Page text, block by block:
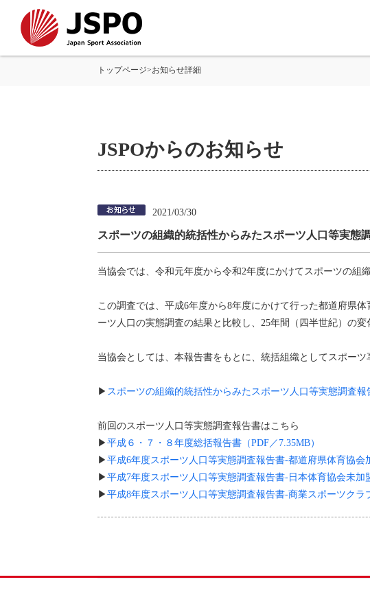
トップページ>お知らせ詳細
JSPOからのお知らせ
2021/03/30
スポーツの組織的統括性からみたスポーツ人口等実
当協会では、令和元年度から令和2年度にかけてスポーツの組
この調査では、平成6年度から8年度にかけて行った都道府県
ーツ人口の実態調査の結果と比較し、25年間（四半世紀）の変
当協会としては、本報告書をもとに、統括組織としてスポー
▶ スポーツの組織的統括性からみたスポーツ人口等実態調査報
前回のスポーツ人口等実態調査報告書はこちら
▶ 平成６・７・８年度総括報告書（PDF／7.35MB）
▶ 平成6年度スポーツ人口等実態調査報告書-都道府県体育協会
▶ 平成7年度スポーツ人口等実態調査報告書-日本体育協会未加
▶ 平成8年度スポーツ人口等実態調査報告書-商業スポーツクラ